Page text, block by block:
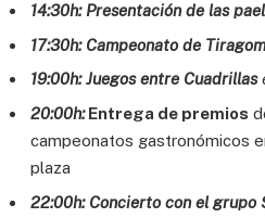
14:30h: Presentación de las
17:30h: Campeonato de
19:00h: Juegos entre Cuadrillas
20:00h:Entrega de premios
campeonatos gastronómicos
plaza
22:00h: Concierto con el grupo